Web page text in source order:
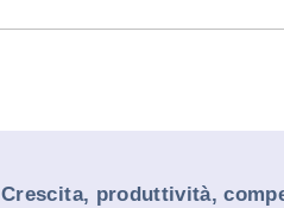
Crescita, produttività,